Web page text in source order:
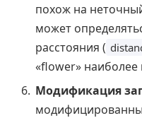
похож на
может
расстояния (
«flower» наиболее
Модификация